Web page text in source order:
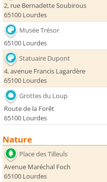
2, rue Bernadette Soubirous
65100 Lourdes
Musée Trésor
65100 Lourdes
Statuaire Dupont
4, avenue Francis Lagardère
65100 Lourdes
Grottes du Loup
Route de la Forêt
65100 Lourdes
Nature
Place des Tilleuls
Avenue Maréchal Foch
65100 Lourdes